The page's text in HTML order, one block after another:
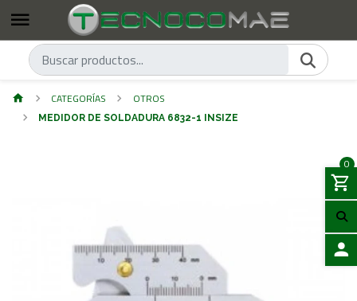
0
CATEGORÍAS OTROS
MEDIDOR DE SOLDADURA 6832-1 INSIZE